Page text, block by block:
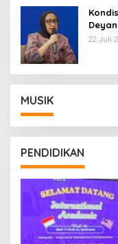
22 Juli
MUSIK
PENDIDIKAN